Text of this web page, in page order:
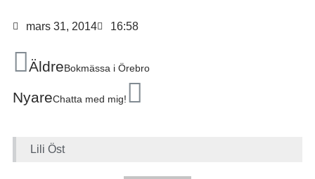
mars 31, 2014 16:58
ÄldreBokmässa i Örebro
NyareChatta med mig!
Lili Öst